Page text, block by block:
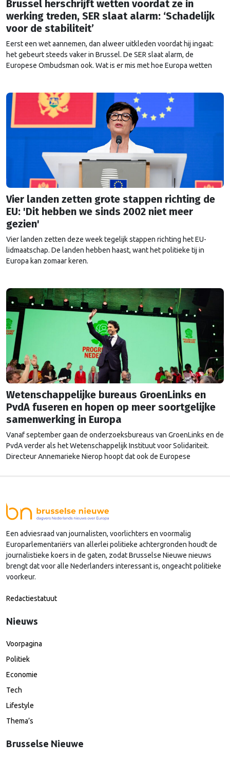
Brussel herschrijft wetten voordat ze in
werking treden, SER slaat alarm: ‘Schadelijk
voor de stabiliteit’
Eerst een wet aannemen, dan alweer uitkleden voordat hij ingaat:
het gebeurt steeds vaker in Brussel. De SER slaat alarm, de
Europese Ombudsman ook. Wat is er mis met hoe Europa wetten
Vier landen zetten grote stappen richting de
EU: 'Dit hebben we sinds 2002 niet meer
gezien'
Vier landen zetten deze week tegelijk stappen richting het EU-
lidmaatschap. De landen hebben haast, want het politieke tij in
Europa kan zomaar keren.
Wetenschappelijke bureaus GroenLinks en
PvdA fuseren en hopen op meer soortgelijke
samenwerking in Europa
Vanaf september gaan de onderzoeksbureaus van GroenLinks en de
PvdA verder als het Wetenschappelijk Instituut voor Solidariteit.
Directeur Annemarieke Nierop hoopt dat ook de Europese
Een adviesraad van journalisten, voorlichters en voormalig
Europarlementariërs van allerlei politieke achtergronden houdt de
journalistieke koers in de gaten, zodat Brusselse Nieuwe nieuws
brengt dat voor alle Nederlanders interessant is, ongeacht politieke
voorkeur.
Redactiestatuut
Nieuws
Voorpagina
Politiek
Economie
Tech
Lifestyle
Thema’s
Brusselse Nieuwe